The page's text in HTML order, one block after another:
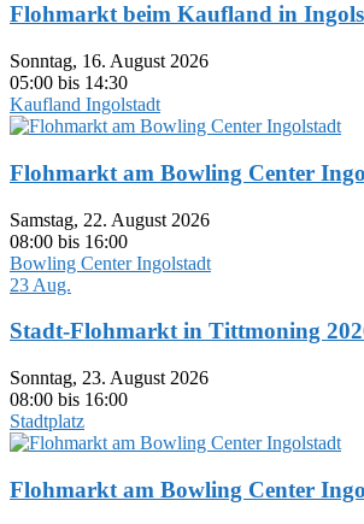
Flohmarkt beim Kaufland in
Sonntag, 16. August 2026
05:00 bis 14:30
Kaufland Ingolstadt
Flohmarkt am Bowling Center
Samstag, 22. August 2026
08:00 bis 16:00
Bowling Center Ingolstadt
23 Aug.
Stadt-Flohmarkt in Tittmoning
Sonntag, 23. August 2026
08:00 bis 16:00
Stadtplatz
Flohmarkt am Bowling Center